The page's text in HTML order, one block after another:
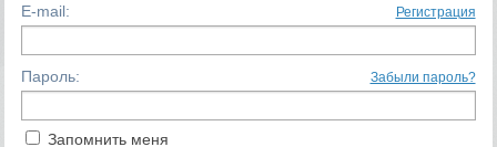
E-mail: Регистрация
Пароль: Забыли пароль?
Запомнить меня